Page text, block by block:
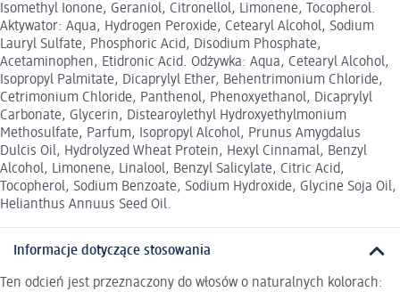
Isomethyl Ionone, Geraniol, Citronellol, Limonene, Tocopherol.
Aktywator: Aqua, Hydrogen Peroxide, Cetearyl Alcohol, Sodium
Lauryl Sulfate, Phosphoric Acid, Disodium Phosphate,
Acetaminophen, Etidronic Acid. Odżywka: Aqua, Cetearyl Alcohol,
Isopropyl Palmitate, Dicaprylyl Ether, Behentrimonium Chloride,
Cetrimonium Chloride, Panthenol, Phenoxyethanol, Dicaprylyl
Carbonate, Glycerin, Distearoylethyl Hydroxyethylmonium
Methosulfate, Parfum, Isopropyl Alcohol, Prunus Amygdalus
Dulcis Oil, Hydrolyzed Wheat Protein, Hexyl Cinnamal, Benzyl
Alcohol, Limonene, Linalool, Benzyl Salicylate, Citric Acid,
Tocopherol, Sodium Benzoate, Sodium Hydroxide, Glycine Soja Oil,
Helianthus Annuus Seed Oil.
Informacje dotyczące stosowania
Ten odcień jest przeznaczony do włosów o naturalnych kolorach: